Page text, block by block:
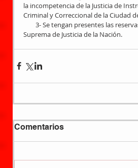
la incompetencia de la Justicia de
Criminal y Correccional de la Ciudad
Suprema de Justicia de la Nación.
Comentarios